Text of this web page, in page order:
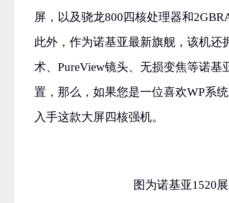
屏，以及骁龙800四核处理器和
此外，作为诺基亚最新旗舰，该机还
术、PureView镜头、无损变焦等诺基
置，那么，如果您是一位喜欢WP系
入手这款大屏四核强机。
图为诺基亚1520